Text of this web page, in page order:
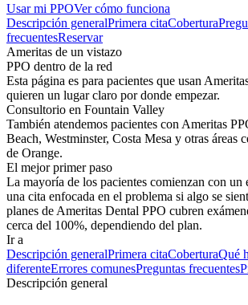
Usar mi PPOVer cómo funciona
Descripción generalPrimera citaCobertura
frecuentesReservar
Ameritas de un vistazo
PPO dentro de la red
Esta página es para pacientes que usan
quieren un lugar claro por donde empezar.
Consultorio en Fountain Valley
También atendemos pacientes con Ameritas
Beach, Westminster, Costa Mesa y otras áreas
de Orange.
El mejor primer paso
La mayoría de los pacientes comienzan con un
una cita enfocada en el problema si algo se
planes de Ameritas Dental PPO cubren
cerca del 100%, dependiendo del plan.
Ir a
Descripción generalPrimera citaCoberturaQué
diferenteErrores comunesPreguntas frecuentes
Descripción general